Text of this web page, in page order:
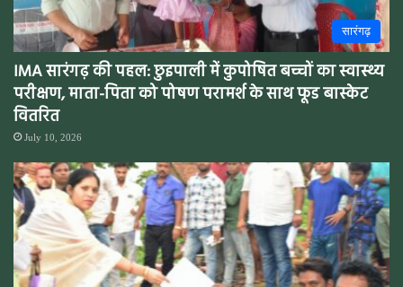
सारंगढ़
IMA सारंगढ़ की पहल: छुइपाली में कुपोषित बच्चों का स्वास्थ्य
परीक्षण, माता-पिता को पोषण परामर्श के साथ फूड बास्केट
वितरित
July 10, 2026